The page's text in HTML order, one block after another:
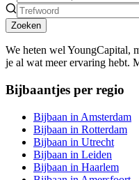
Zoeken
We heten wel YoungCapital,
je al wat meer ervaring hebt.
Bijbaantjes per regio
Bijbaan in Amsterdam
Bijbaan in Rotterdam
Bijbaan in Utrecht
Bijbaan in Leiden
Bijbaan in Haarlem